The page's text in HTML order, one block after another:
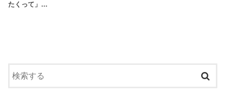
たくって」…